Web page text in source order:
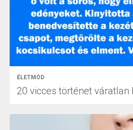
ÉLETMÓD
20 vicces történet váratlan